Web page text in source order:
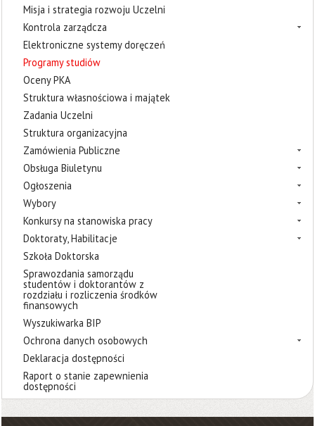
Misja i strategia rozwoju Uczelni
Kontrola zarządcza
Elektroniczne systemy doręczeń
Programy studiów
Oceny PKA
Struktura własnościowa i majątek
Zadania Uczelni
Struktura organizacyjna
Zamówienia Publiczne
Obsługa Biuletynu
Ogłoszenia
Wybory
Konkursy na stanowiska pracy
Doktoraty, Habilitacje
Szkoła Doktorska
Sprawozdania samorządu
studentów i doktorantów z
rozdziału i rozliczenia środków
finansowych
Wyszukiwarka BIP
Ochrona danych osobowych
Deklaracja dostępności
Raport o stanie zapewnienia
dostępności